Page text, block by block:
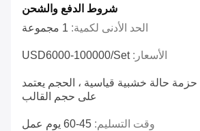
شروط الدفع والشحن
الحد الأدنى لكمية: 1 مجموعة
الأسعار:USD6000-100000/set
حزمة حالة خشبية قياسية ، الحجم يعتمد
على حجم القالب
وقت التسليم: 45-60 يوم عمل